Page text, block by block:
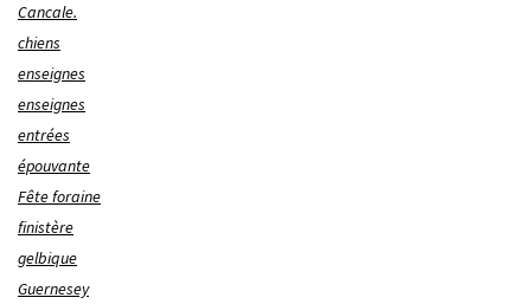
Cancale.
chiens
enseignes
enseignes
entrées
épouvante
Fête foraine
finistère
gelbique
Guernesey